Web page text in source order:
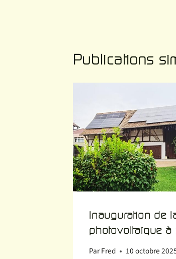
Publications
Inauguration de
photovoltaïque à
Par Fred 10 octobre